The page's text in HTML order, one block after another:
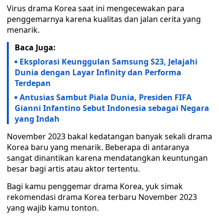
Virus drama Korea saat ini mengecewakan para
penggemarnya karena kualitas dan jalan cerita yang
menarik.
Baca Juga:
Eksplorasi Keunggulan Samsung S23, Jelajahi
Dunia dengan Layar Infinity dan Performa
Terdepan
Antusias Sambut Piala Dunia, Presiden FIFA
Gianni Infantino Sebut Indonesia sebagai Negara
yang Indah
November 2023 bakal kedatangan banyak sekali drama
Korea baru yang menarik. Beberapa di antaranya
sangat dinantikan karena mendatangkan keuntungan
besar bagi artis atau aktor tertentu.
Bagi kamu penggemar drama Korea, yuk simak
rekomendasi drama Korea terbaru November 2023
yang wajib kamu tonton.